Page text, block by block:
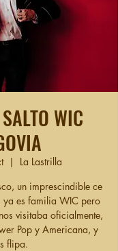
WIC
  |
La Lastrilla
un imprescindible ce
ya es familia WIC pero
visitaba oficialmente,
Pop y Americana, y
flipa.